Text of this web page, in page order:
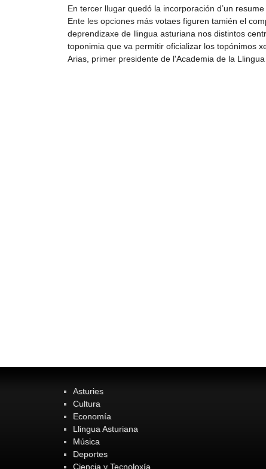
En tercer llugar quedó la incorporación d’un
Ente les opciones más votaes figuren tamién el
deprendizaxe de llingua asturiana nos distintos
toponimia que va permitir oficializar los topónimos
Arias, primer presidente de l'Academia de la Llingua
Asturies
Cultura
Economía
Llingua Asturiana
Música
Deportes
Ciencia y Tecnoloxía